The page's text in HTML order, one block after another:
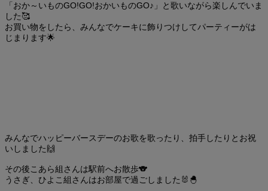
「おか～いものGO!GO!おかいものGO♪」と歌いながら楽しんでいま
した🥰
お買い物をしたら、みんなでケーキに飾りつけしてパーティーがは
じまります🌟
みんなでハッピーバースデーのお歌を歌ったり、拍手したりとお祝
いしました🙌
その後こあら組さんは駅前へお散歩🐨
うさぎ、ひよこ組さんはお部屋で過ごしました🐰🐣